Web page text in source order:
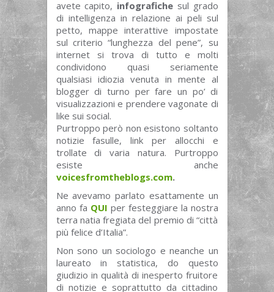
avete capito, infografiche sul grado
di intelligenza in relazione ai peli sul
petto, mappe interattive impostate
sul criterio “lunghezza del pene”, su
internet si trova di tutto e molti
condividono quasi seriamente
qualsiasi idiozia venuta in mente al
blogger di turno per fare un po’ di
visualizzazioni e prendere vagonate di
like sui social.
Purtroppo però non esistono soltanto
notizie fasulle, link per allocchi e
trollate di varia natura. Purtroppo
esiste anche
voicesfromtheblogs.com.
Ne avevamo parlato esattamente un
anno fa QUI per festeggiare la nostra
terra natia fregiata del premio di “città
più felice d’Italia”.
Non sono un sociologo e neanche un
laureato in statistica, do questo
giudizio in qualità di inesperto fruitore
di notizie e soprattutto da cittadino